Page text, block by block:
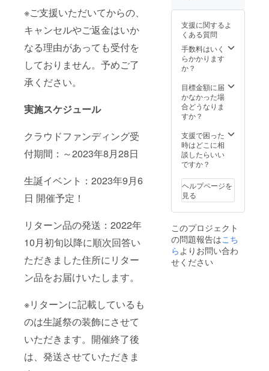
※ご支援いただいてからの、
キャンセルやご返金はいか
なる理由があっても受付を
しておりません。予めご了
承ください。
実施スケジュール
クラウドファンディング受
付期間：～2023年8月28日
生誕イベント：2023年9月6
日 開催予定！
リターン品の発送：2022年
10月初旬以降に順次回答い
ただきました住所にリター
ン品をお届けいたします。
※リターンに記載しているも
のは生誕祭の装飾にさせて
いただきます。開催終了後
は、発送させていただきま
名前
は、備
考欄に
記載さ
れたお
名前が
す。 ※
備考欄
へ記載
（ニッ
クネー
ム）を
ご記入
い。 備
考欄に
ニック
ネーム
記載が
ない場
合は、
作成で
きませ
す。 会
越しに
なれな
い場合
は、リ
ターン
送と一
緒にお
送りい
たしま
ネーム
プレー
トのお
名前
考欄に
記載さ
れたお
名前が
れま
す。 ※
備考欄
へ記載
希望の
スタン
属しま
せん)を
ご自宅
へ郵送
させて
きま
す。 ③
クラウ
ドファ
ング限
定グッ
ズ クラ
ウド
ディン
グご支
援者限
定の
をご用
意させ
ていた
だきま
す。
載に使
生誕祭
の集合
写真
に、特
別支援
してお
名前を
記載さ
せてい
ます。
また、
作成し
た集合
データ
はメー
ルにて
後日お
せてい
ただき
ます。
③のぼ
り旗 当
支援に関するよ
くある質問
手数料はいく
らかかります
か？
目標金額に届
かなかった場
合どうなりま
すか？
支援で困った
時はどこに相
談したらいい
ですか？
ヘルプページを
見る
このプロジェクト
の問題報告はこち
らよりお問い合わ
せください